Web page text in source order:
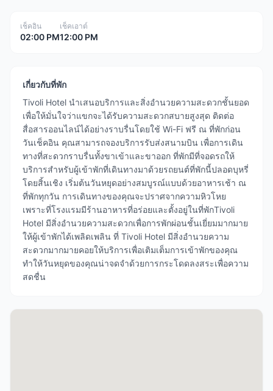
เช็คอิน
02:00 PM
เช็คเอาต์
12:00 PM
เกี่ยวกับที่พัก
Tivoli Hotel นำเสนอบริการและสิ่งอำนวยความสะดวกชั้นยอด
เพื่อให้มั่นใจว่าแขกจะได้รับความสะดวกสบายสูงสุด ติดต่อ
สื่อสารออนไลน์ได้อย่างราบรื่นโดยใช้ Wi-Fi ฟรี ณ ที่พักก่อน
วันเช็คอิน คุณสามารถจองบริการรับส่งสนามบิน เพื่อการเดิน
ทางที่สะดวกราบรื่นทั้งขาเข้าและขาออก ที่พักมีที่จอดรถให้
บริการสำหรับผู้เข้าพักที่เดินทางมาด้วยรถยนต์ที่พักนี้ปลอดบุหรี่
โดยสิ้นเชิง เริ่มต้นวันหยุดอย่างสมบูรณ์แบบด้วยอาหารเช้า ณ
ที่พักทุกวัน การเดินทางของคุณจะปราศจากความหิวโหย
เพราะที่โรงแรมมีร้านอาหารที่อร่อยและตั้งอยู่ในที่พักTivoli
Hotel มีสิ่งอำนวยความสะดวกเพื่อการพักผ่อนชั้นเยี่ยมมากมาย
ให้ผู้เข้าพักได้เพลิดเพลิน ที่ Tivoli Hotel มีสิ่งอำนวยความ
สะดวกมากมายคอยให้บริการเพื่อเติมเต็มการเข้าพักของคุณ
ทำให้วันหยุดของคุณน่าจดจำด้วยการกระโดดลงสระเพื่อความ
สดชื่น